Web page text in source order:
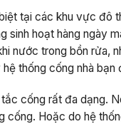
tại các khu vực đô
sinh hoạt hàng ngày
nước trong bồn rửa,
thống cống nhà
cống rất đa dạng.
Hoặc do hệ